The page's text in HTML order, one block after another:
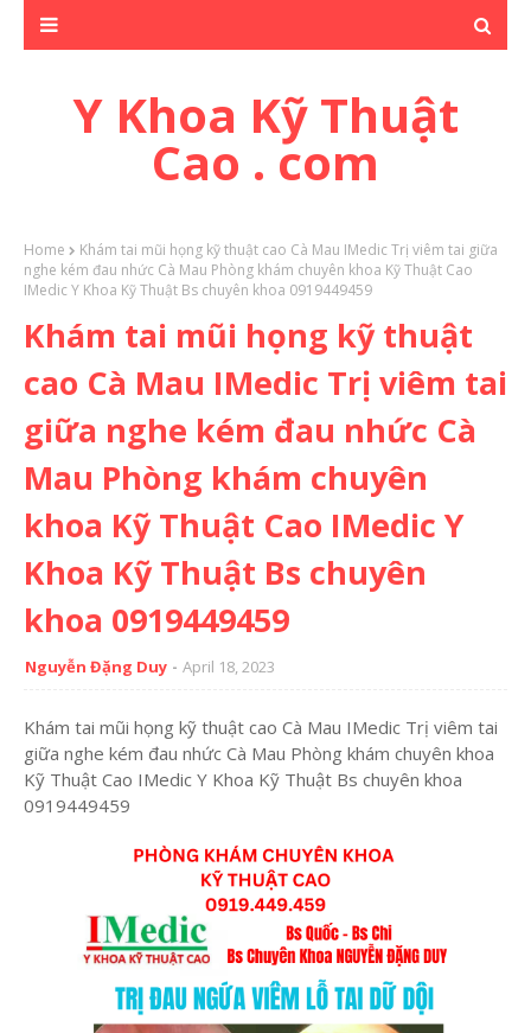
Y Khoa Kỹ Thuật
Cao . com
Home
Khám tai mũi họng kỹ thuật cao Cà Mau IMedic Trị viêm tai giữa
nghe kém đau nhức Cà Mau Phòng khám chuyên khoa Kỹ Thuật Cao
IMedic Y Khoa Kỹ Thuật Bs chuyên khoa 0919449459
Khám tai mũi họng kỹ thuật
cao Cà Mau IMedic Trị viêm tai
giữa nghe kém đau nhức Cà
Mau Phòng khám chuyên
khoa Kỹ Thuật Cao IMedic Y
Khoa Kỹ Thuật Bs chuyên
khoa 0919449459
Nguyễn Đặng Duy April 18, 2023
Khám tai mũi họng kỹ thuật cao Cà Mau IMedic Trị viêm tai
giữa nghe kém đau nhức Cà Mau Phòng khám chuyên khoa
Kỹ Thuật Cao IMedic Y Khoa Kỹ Thuật Bs chuyên khoa
0919449459